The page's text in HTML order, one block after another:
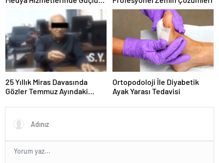
25 Yıllık Miras Davasında
Gözler Temmuz Ayındaki
Ortopodoloji İle Diyabetik
Ayak Yarası Tedavisi